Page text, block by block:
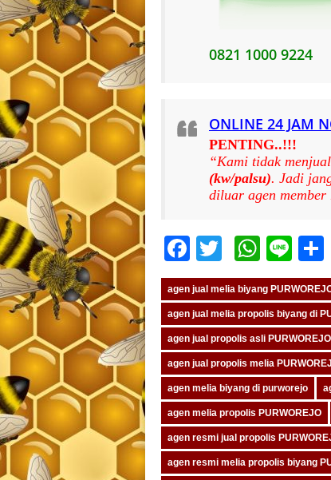
0821 1000 9224
ONLINE 24 JAM
PENTING..!!!
“Kami tidak
(kw/palsu). Jadi
diluar agen member
Facebook
Twitter Line
agen jual melia biyang
agen jual melia propolis biyang di
agen jual propolis asli PURWOREJO
agen jual propolis melia
agen melia biyang di purworejo
agen melia propolis PURWOREJO
agen resmi jual propolis
agen resmi melia propolis biyang